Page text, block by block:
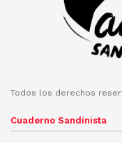
Todos los derechos
Cuaderno Sandinista